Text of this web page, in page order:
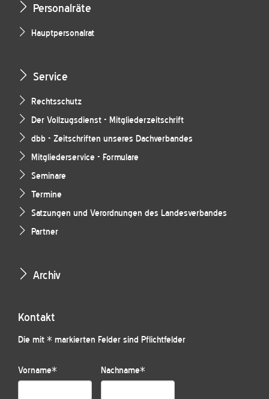
Personalräte
Hauptpersonalrat
Service
Rechtsschutz
Der Vollzugsdienst - Mitgliederzeitschrift
dbb - Zeitschriften unseres Dachverbandes
Mitgliederservice - Formulare
Seminare
Termine
Satzungen und Verordnungen des Landesverbandes
Partner
Archiv
Kontakt
Die mit * markierten Felder sind Pflichtfelder
Vorname* Nachname*